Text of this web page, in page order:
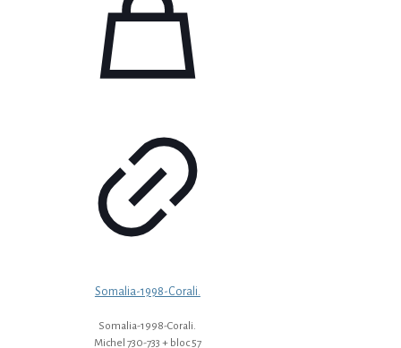
Somalia-1998-Corali.
Somalia-1998-Corali.
Michel 730-733 + bloc 57